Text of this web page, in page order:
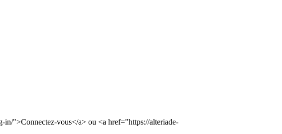
in/">Connectez-vous</a> ou <a href="https://alteriade-